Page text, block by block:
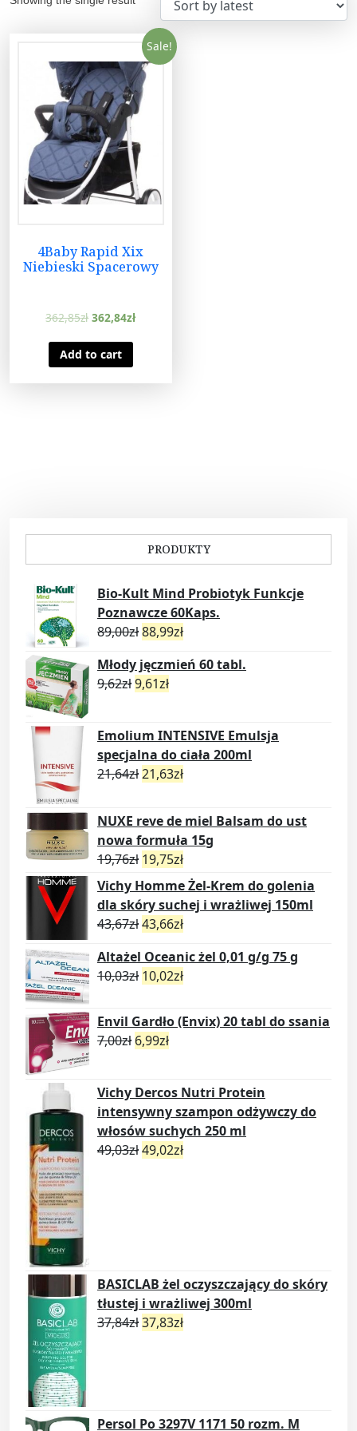
Sale!
4Baby Rapid Xix
Niebieski Spacerowy
362,85zł 362,84zł
Add to cart
PRODUKTY
Bio-Kult Mind Probiotyk Funkcje
Poznawcze 60Kaps.
89,00zł88,99zł
Młody jęczmień 60 tabl.
9,62zł9,61zł
Emolium INTENSIVE Emulsja
specjalna do ciała 200ml
21,64zł21,63zł
NUXE reve de miel Balsam do ust
nowa formuła 15g
19,76zł 19,75zł
Vichy Homme Żel-Krem do golenia
dla skóry suchej i wrażliwej 150ml
43,67zł43,66zł
Altażel Oceanic żel 0,01 g/g 75 g
10,03zł 10,02zł
Envil Gardło (Envix) 20 tabl do ssania
7,00zł 6,99zł
Vichy Dercos Nutri Protein
intensywny szampon odżywczy do
włosów suchych 250 ml
49,03zł49,02zł
BASICLAB żel oczyszczający do skóry
tłustej i wrażliwej 300ml
37,84zł37,83zł
Persol Po 3297V 1171 50 rozm. M